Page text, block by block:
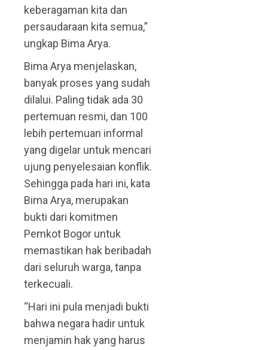
keberagaman kita dan
persaudaraan kita semua,”
ungkap Bima Arya.
Bima Arya menjelaskan,
banyak proses yang sudah
dilalui. Paling tidak ada 30
pertemuan resmi, dan 100
lebih pertemuan informal
yang digelar untuk mencari
ujung penyelesaian konflik.
Sehingga pada hari ini, kata
Bima Arya, merupakan
bukti dari komitmen
Pemkot Bogor untuk
memastikan hak beribadah
dari seluruh warga, tanpa
terkecuali.
“Hari ini pula menjadi bukti
bahwa negara hadir untuk
menjamin hak yang harus